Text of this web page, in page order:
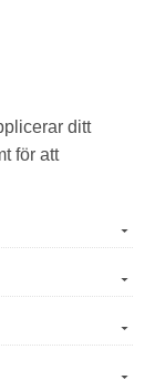
ditt
för att